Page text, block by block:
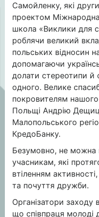
Самойленку, які
проектом Міжнародна
школа «Виклики для
роблячи великий
польських відносин
допомагаючи
долати стереотипи
одного. Велике
покровителям
Польщі Андрію
Малопольського
КредоБанку.
Безумовно, не можна
учасникам, які
втіленням
та почуття дружби.
Організатори заходу
що співпраця молоді